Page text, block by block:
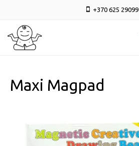
+370 625 29099
Maxi Magpad